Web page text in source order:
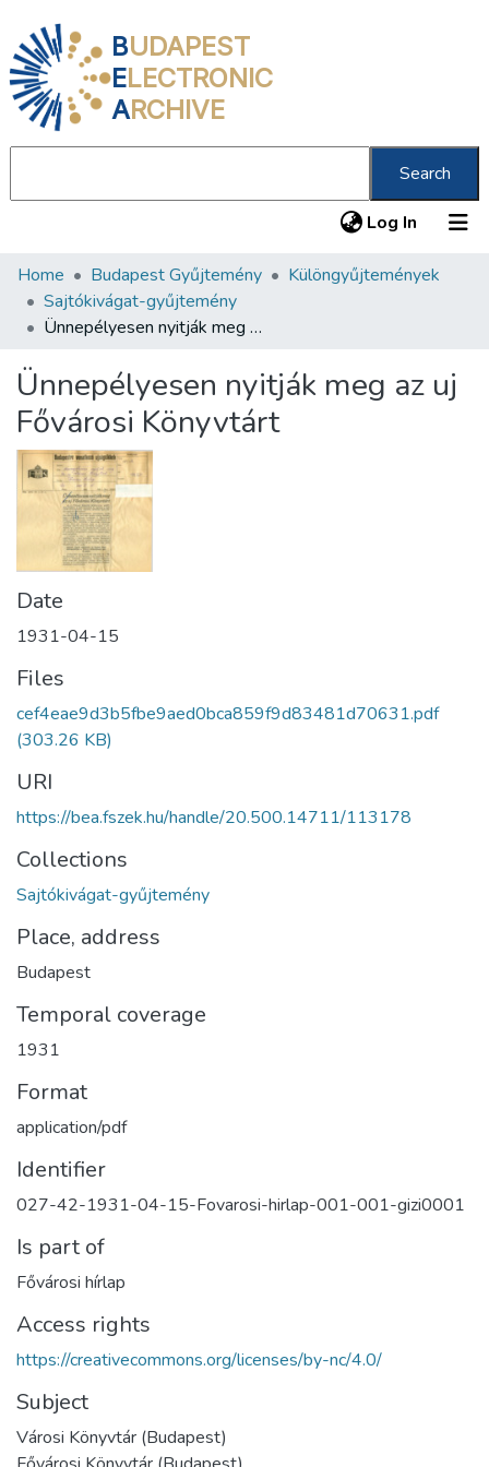
BUDAPEST
ELECTRONIC
ARCHIVE
Search
Log In (current)
Communities & Collections
All of DSpace
Statistics
About us
Home Budapest Gyűjtemény
Különgyűjtemények
Sajtókivágat-gyűjtemény
Ünnepélyesen nyitják meg az uj Fővárosi Könyvtárt
Ünnepélyesen nyitják meg az uj
Fővárosi Könyvtárt
Date
1931-04-15
Files
cef4eae9d3b5fbe9aed0bca859f9d83481d70631.pdf
(303.26 KB)
URI
https://bea.fszek.hu/handle/20.500.14711/113178
Collections
Sajtókivágat-gyűjtemény
Place, address
Budapest
Temporal coverage
1931
Format
application/pdf
Identifier
027-42-1931-04-15-Fovarosi-hirlap-001-001-gizi0001
Is part of
Fővárosi hírlap
Access rights
https://creativecommons.org/licenses/by-nc/4.0/
Subject
Városi Könyvtár (Budapest)